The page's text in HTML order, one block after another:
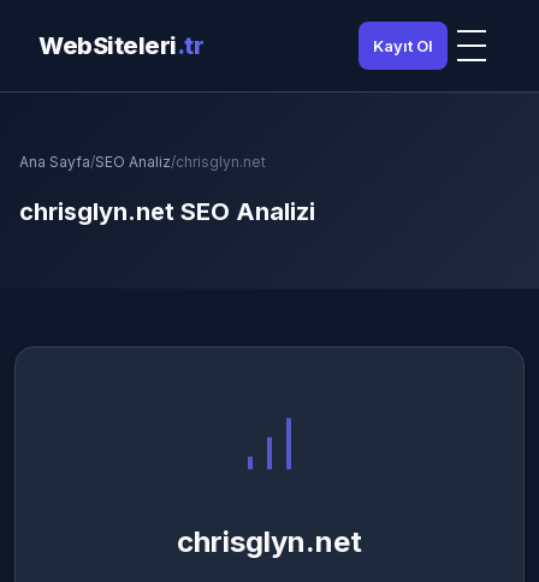
WebSiteleri.tr Kayıt Ol
Ana Sayfa/SEO Analiz/chrisglyn.net
chrisglyn.net SEO Analizi
chrisglyn.net